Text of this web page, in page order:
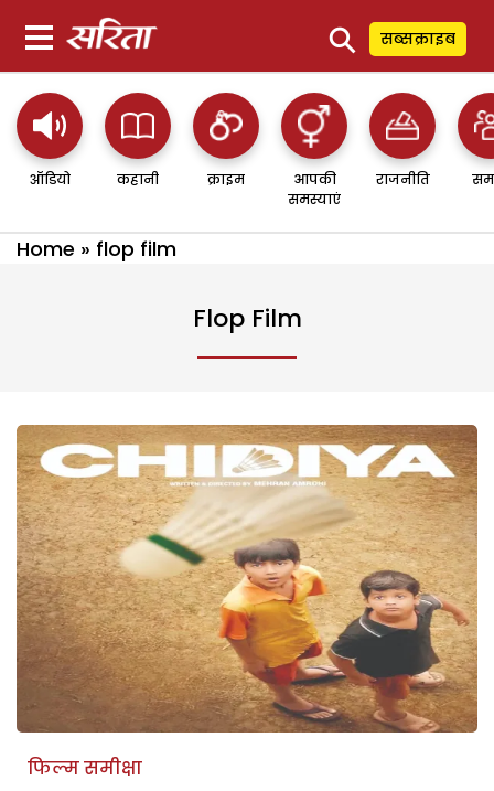
⚲ सब्सक्राइब
ऑडियो कहानी क्राइम
आपकी
समस्याएं
राजनीति
Home » flop film
Flop Film
फिल्म समीक्षा